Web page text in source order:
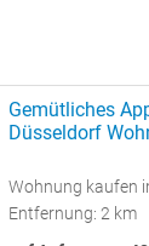
Gemütliches
Düsseldorf
Wohnung kaufen
Entfernung: 2 km